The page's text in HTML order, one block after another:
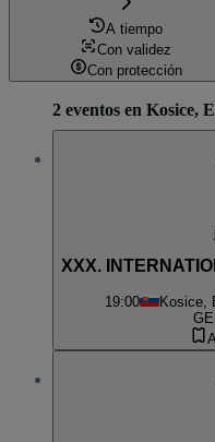
A tiempo
Con validez
Con protección
2 eventos en Kosice,
XXX.
19:00 Kosice,